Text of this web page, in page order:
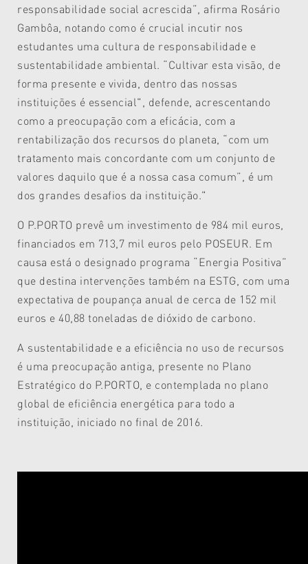
responsabilidade social acrescida”, afirma Rosário
Gambôa, notando como é crucial incutir nos
estudantes uma cultura de responsabilidade e
sustentabilidade ambiental. “Cultivar esta visão, de
forma presente e vivida, dentro das nossas
instituições é essencial", defende, acrescentando
como a preocupação com a eficácia, com a
rentabilização dos recursos do planeta, “com um
tratamento mais concordante com um conjunto de
valores daquilo que é a nossa casa comum”, é um
dos grandes desafios da instituição."
O P.PORTO prevê um investimento de 984 mil euros,
financiados em 713,7 mil euros pelo POSEUR. Em
causa está o designado programa “Energia Positiva”
que destina intervenções também na ESTG, com uma
expectativa de poupança anual de cerca de 152 mil
euros e 40,88 toneladas de dióxido de carbono.
A sustentabilidade e a eficiência no uso de recursos
é uma preocupação antiga, presente no Plano
Estratégico do P.PORTO, e contemplada no plano
global de eficiência energética para todo a
instituição, iniciado no final de 2016.